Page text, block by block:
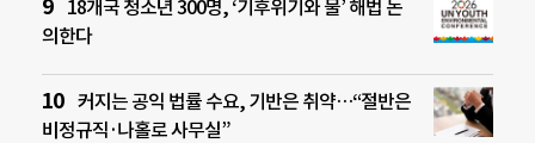
18개국 청소년 300명, ‘기후위기와 물’ 해법 논
의한다
커지는 공익 법률 수요, 기반은 취약…“절반은
비정규직·나홀로 사무실”